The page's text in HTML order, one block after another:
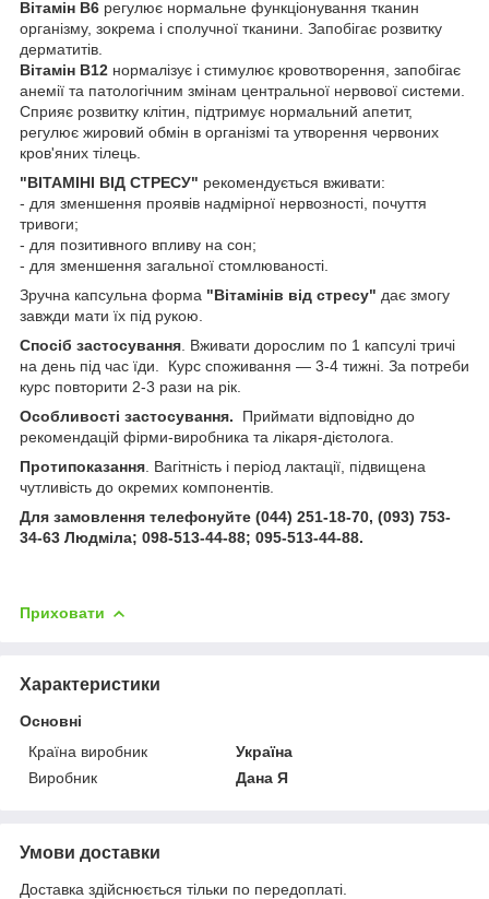
Вітамін В6 регулює нормальне функціонування тканин
організму, зокрема і сполучної тканини. Запобігає розвитку
дерматитів.
Вітамін В12 нормалізує і стимулює кровотворення, запобігає
анемії та патологічним змінам центральної нервової системи.
Сприяє розвитку клітин, підтримує нормальний апетит,
регулює жировий обмін в організмі та утворення червоних
кров'яних тілець.
"ВІТАМІНІ ВІД СТРЕСУ" рекомендується вживати:
- для зменшення проявів надмірної нервозності, почуття
тривоги;
- для позитивного впливу на сон;
- для зменшення загальної стомлюваності.
Зручна капсульна форма "Вітамінів від стресу" дає змогу
завжди мати їх під рукою.
Спосіб застосування . Вживати дорослим по 1 капсулі тричі
на день під час їди. Курс споживання — 3-4 тижні. За потреби
курс повторити 2-3 рази на рік.
Особливості застосування. Приймати відповідно до
рекомендацій фірми-виробника та лікаря-дієтолога.
Протипоказання . Вагітність і період лактації, підвищена
чутливість до окремих компонентів.
Для замовлення телефонуйте (044) 251-18-70, (093) 753-
34-63 Людміла; 098-513-44-88; 095-513-44-88.
Приховати
Характеристики
Основні
Країна виробник
Україна
Виробник
Дана Я
Умови доставки
Доставка здійснюється тільки по передоплаті.